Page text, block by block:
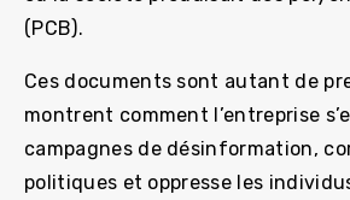
(PCB).
Ces documents sont autant de
montrent comment l’entreprise
campagnes de désinformation,
politiques et oppresse les